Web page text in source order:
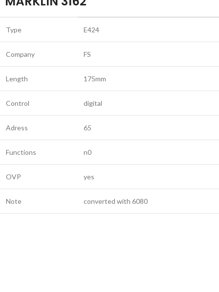
Type E424
Company FS
Length 175mm
Control digital
Adress 65
Functions n0
OVP yes
Note converted with 6080